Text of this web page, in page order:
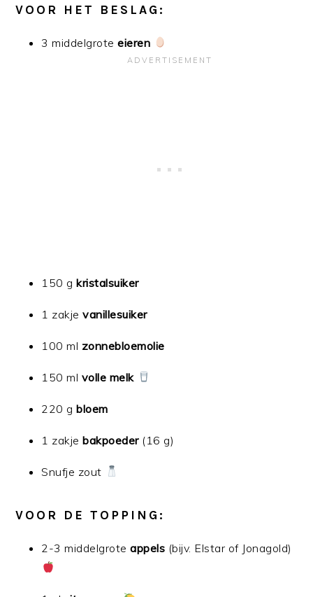
VOOR HET BESLAG:
3 middelgroteeieren
150 gkristalsuiker
1 zakjevanillesuiker
100 ml zonnebloemolie
150 ml volle melk
220 gbloem
1 zakjebakpoeder(16 g)
Snufje zout
VOOR DE TOPPING:
2-3 middelgroteappels (bijv. Elstar of Jonagold)